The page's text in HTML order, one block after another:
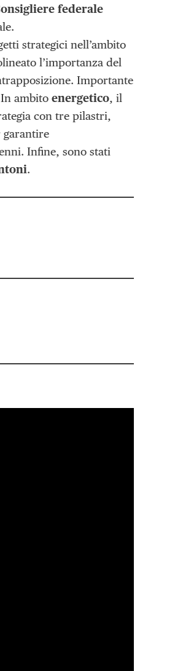
federale
strategici nell’ambito
l’importanza del
Importante
ambito energetico, il
con tre pilastri,
garantire
Infine, sono stati
.